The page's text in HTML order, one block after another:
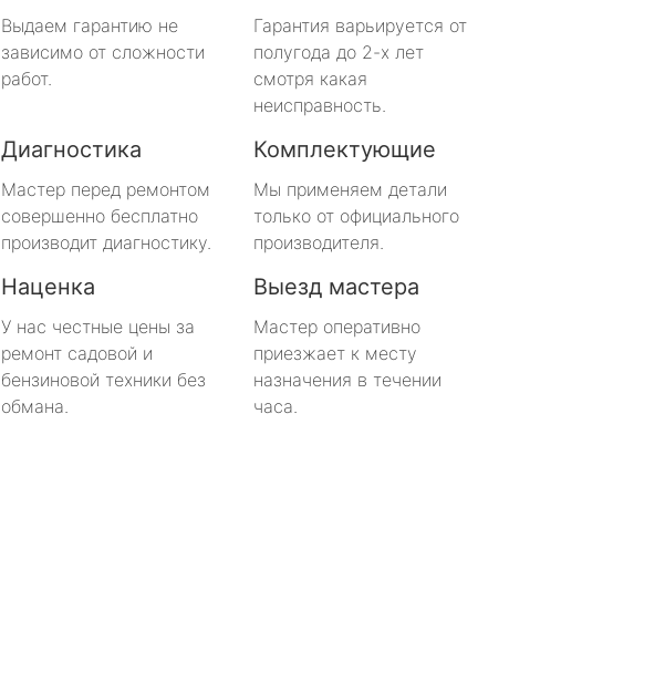
Выдаем гарантию не
зависимо от сложности
работ.
Гарантия варьируется от
полугода до 2-х лет
смотря какая
неисправность.
Диагностика
Мастер перед ремонтом
совершенно бесплатно
производит диагностику.
Комплектующие
Мы применяем детали
только от официального
производителя.
Наценка
У нас честные цены за
ремонт садовой и
бензиновой техники без
обмана.
Выезд мастера
Мастер оперативно
приезжает к месту
назначения в течении
часа.